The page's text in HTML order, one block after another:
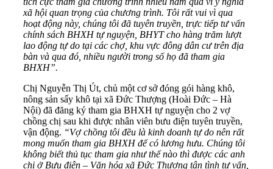
xã hội quan trọng của chương trình. Tôi rất vui vì qua
hoạt động này, chúng tôi đã tuyên truyền, trực tiếp tư vấn
chính sách BHXH tự nguyện, BHYT cho hàng trăm lượt
lao động tự do tại các chợ, khu vực đông dân cư trên địa
bàn và qua đó, nhiều người trong số họ đã tham gia
BHXH”.
Chị Nguyễn Thị Út, chủ một cơ sở đóng gói hàng khô,
nông sản sấy khô tại xã Đức Thượng (Hoài Đức – Hà
Nội) đã đăng ký tham gia BHXH tự nguyện cho 2 vợ
chồng chị sau khi được nhân viên bưu điện tuyên truyền,
vận động. “Vợ chồng tôi đều là kinh doanh tự do nên rất
mong muốn tham gia BHXH để có lương hưu. Chúng tôi
không biết thủ tục tham gia như thế nào thì được các anh
chị ở Bưu điện – Văn hóa xã Đức Thượng tận tình tư vấn,